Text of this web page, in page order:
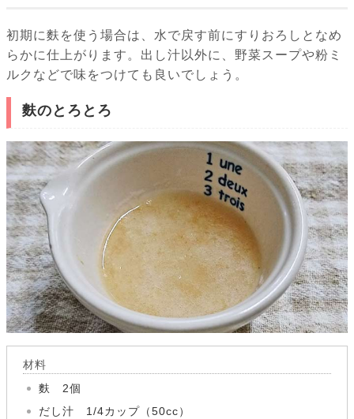
初期に麩を使う場合は、水で戻す前にすりおろしとなめ
らかに仕上がります。出し汁以外に、野菜スープや粉ミ
ルクなどで味をつけても良いでしょう。
麩のとろとろ
材料
麩 2個
だし汁 1/4カップ（50cc）